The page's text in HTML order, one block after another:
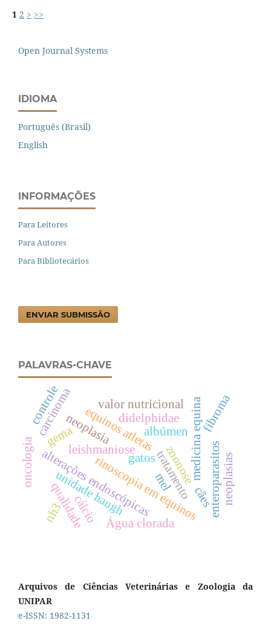
1 2 > >>
Open Journal Systems
IDIOMA
Português (Brasil)
English
INFORMAÇÕES
Para Leitores
Para Autores
Para Bibliotecários
ENVIAR SUBMISSÃO
PALAVRAS-CHAVE
gatos
leishmaniose tratamento
zoonose
alterações endoscópicas
medicina equina
equinos atletas
rinoscopia em equinos
albúmen
gema
unidade haugh
carcinoma
cães
neoplasia
oncologia
didelphidae
enteroparasitos
Água clorada
qualidade
controle fibroma
neoplasias
cálcio
valor nutricional
nh3
mel
Arquivos de Ciências Veterinárias e Zoologia da
UNIPAR
e-ISSN: 1982-1131